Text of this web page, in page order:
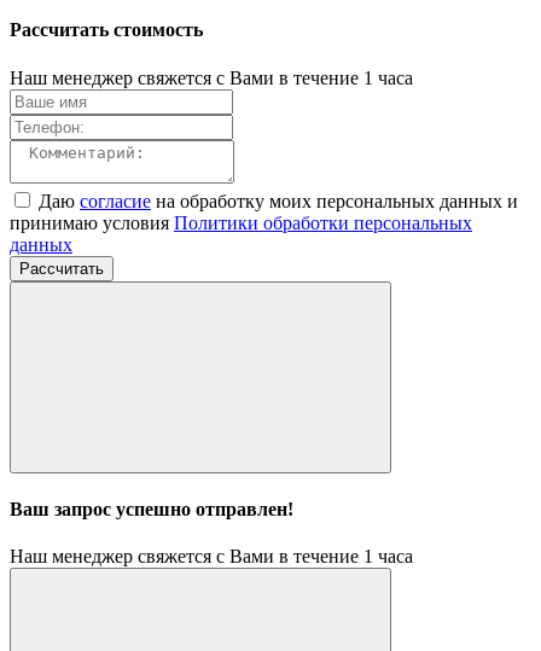
Рассчитать стоимость
Наш менеджер свяжется с Вами в течение 1 часа
Даю согласие на обработку моих персональных данных и
принимаю условия Политики обработки персональных
данных
Рассчитать
Ваш запрос успешно отправлен!
Наш менеджер свяжется с Вами в течение 1 часа